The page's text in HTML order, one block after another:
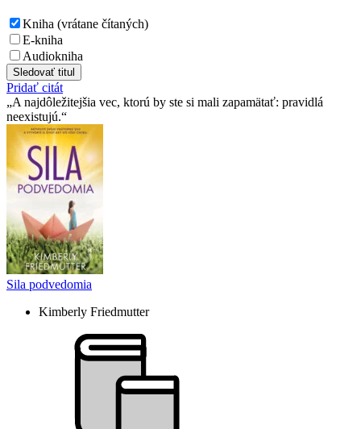
Kniha (vrátane čítaných)
E-kniha
Audiokniha
Sledovať titul
Pridať citát
A najdôležitejšia vec, ktorú by ste si mali zapamätať: pravidlá
neexistujú.
Sila podvedomia
Kimberly Friedmutter